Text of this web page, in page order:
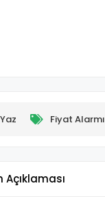
Fiyat Alarmı
Açıklaması